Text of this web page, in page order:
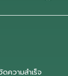
ดความสำเร็จ